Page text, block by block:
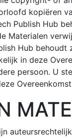
kopiëren
Publish Hub
Materialen
Hub
in deze
persoon. U